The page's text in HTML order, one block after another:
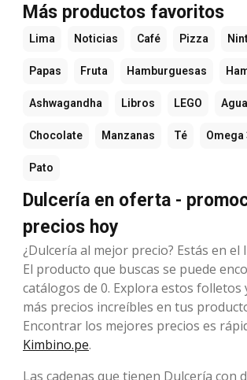
Más productos favoritos
Lima Noticias Café Pizza
Papas Fruta Hamburguesas
Ashwagandha Libros LEGO Agua
Chocolate Manzanas Té Omega
Pato
Dulcería en oferta -
precios hoy
¿Dulcería al mejor precio? Estás en
El producto que buscas se puede
catálogos de 0. Explora estos folletos
más precios increíbles en tus
Encontrar los mejores precios es
Kimbino.pe.
Las cadenas que tienen Dulcería con